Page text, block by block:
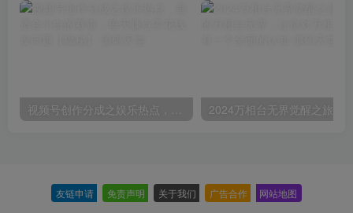
视频号创作分成之娱乐热点，最适合小白的赛道，每天赚点零花钱没问题【揭秘】
友链申请 免责声明 关于我们 广告合作 网站地图